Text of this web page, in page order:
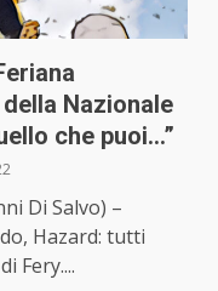
Nazionale
che puoi…”
Di Salvo) –
Hazard: tutti
Fery....